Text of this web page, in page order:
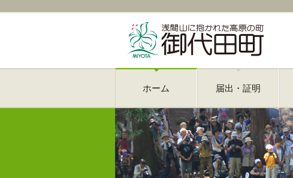
ホーム 届出・証明